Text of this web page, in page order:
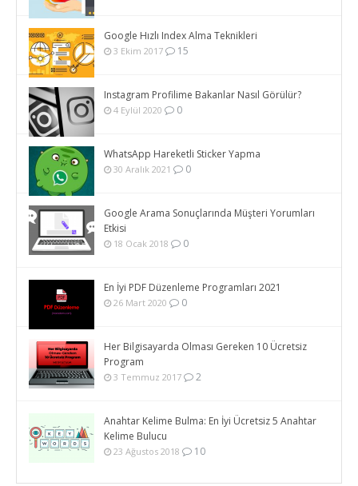
Google Hızlı Index Alma Teknikleri
3 Ekim 2017 15
Instagram Profilime Bakanlar Nasıl Görülür?
4 Eylül 2020 0
WhatsApp Hareketli Sticker Yapma
30 Aralık 2021 0
Google Arama Sonuçlarında Müşteri Yorumları
Etkisi
18 Ocak 2018 0
En İyi PDF Düzenleme Programları 2021
26 Mart 2020 0
Her Bilgisayarda Olması Gereken 10 Ücretsiz
Program
3 Temmuz 2017 2
Anahtar Kelime Bulma: En İyi Ücretsiz 5 Anahtar
Kelime Bulucu
23 Ağustos 2018 10